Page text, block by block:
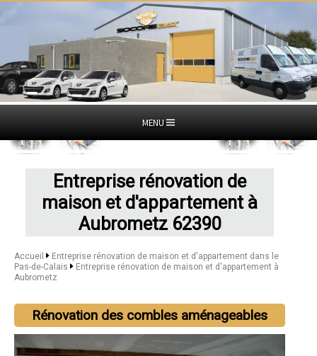
MENU
Entreprise rénovation de
maison et d'appartement à
Aubrometz 62390
Accueil
Entreprise rénovation de maison et d'appartement dans le
Pas-de-Calais
Entreprise rénovation de maison et d'appartement à
Aubrometz
Rénovation des combles aménageables